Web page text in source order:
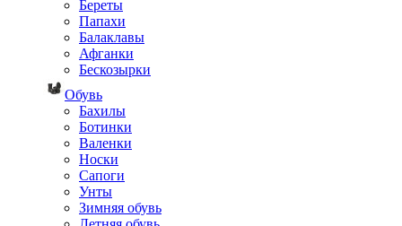
Береты
Папахи
Балаклавы
Афганки
Бескозырки
Обувь
Бахилы
Ботинки
Валенки
Носки
Сапоги
Унты
Зимняя обувь